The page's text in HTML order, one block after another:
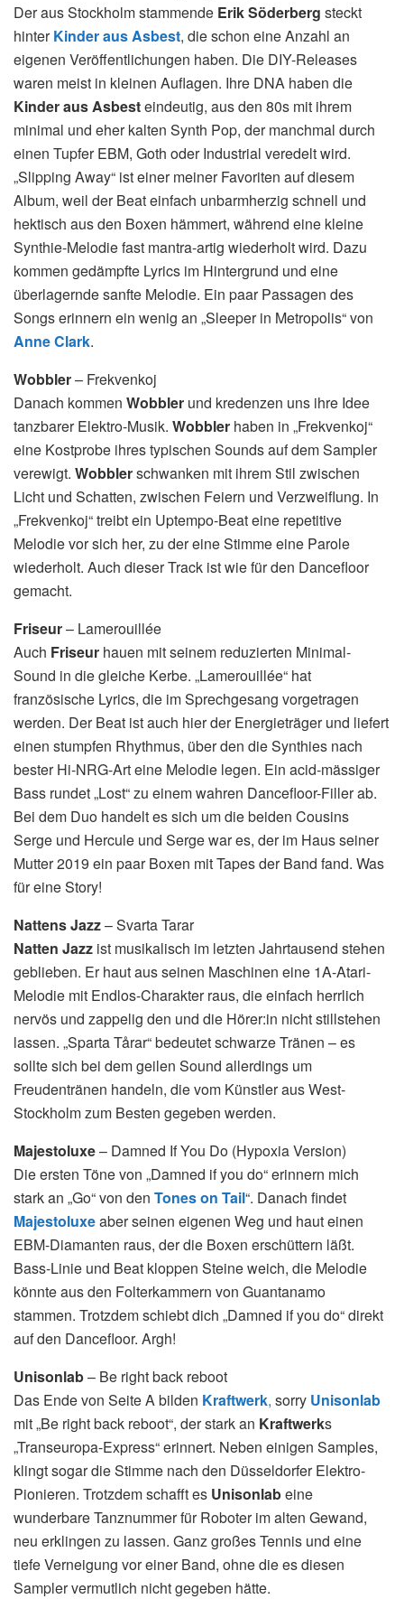
Der aus Stockholm stammende Erik Söderberg steckt
hinterKinder aus Asbest, die schon eine Anzahl an
eigenen Veröffentlichungen haben. Die DIY-Releases
waren meist in kleinen Auflagen. Ihre DNA haben die
Kinder aus Asbesteindeutig, aus den 80s mit ihrem
minimal und eher kalten Synth Pop, der manchmal durch
einen Tupfer EBM, Goth oder Industrial veredelt wird.
„Slipping Away“ ist einer meiner Favoriten auf diesem
Album, weil der Beat einfach unbarmherzig schnell und
hektisch aus den Boxen hämmert, während eine kleine
Synthie-Melodie fast mantra-artig wiederholt wird. Dazu
kommen gedämpfte Lyrics im Hintergrund und eine
überlagernde sanfte Melodie. Ein paar Passagen des
Songs erinnern ein wenig an „Sleeper in Metropolis“ von
Anne Clark.
Wobbler– Frekvenkoj
Danach kommen Wobbler und kredenzen uns ihre Idee
tanzbarer Elektro-Musik. Wobbler haben in „Frekvenkoj“
eine Kostprobe ihres typischen Sounds auf dem Sampler
verewigt. Wobblerschwanken mit ihrem Stil zwischen
Licht und Schatten, zwischen Feiern und Verzweiflung. In
„Frekvenkoj“ treibt ein Uptempo-Beat eine repetitive
Melodie vor sich her, zu der eine Stimme eine Parole
wiederholt. Auch dieser Track ist wie für den Dancefloor
gemacht.
Friseur– Lamerouillée
Auch Friseur hauen mit seinem reduzierten Minimal-
Sound in die gleiche Kerbe. „Lamerouillée“ hat
französische Lyrics, die im Sprechgesang vorgetragen
werden. Der Beat ist auch hier der Energieträger und liefert
einen stumpfen Rhythmus, über den die Synthies nach
bester Hi-NRG-Art eine Melodie legen. Ein acid-mässiger
Bass rundet „Lost“ zu einem wahren Dancefloor-Filler ab.
Bei dem Duo handelt es sich um die beiden Cousins
Serge und Hercule und Serge war es, der im Haus seiner
Mutter 2019 ein paar Boxen mit Tapes der Band fand. Was
für eine Story!
Nattens Jazz– Svarta Tarar
Natten Jazz ist musikalisch im letzten Jahrtausend stehen
geblieben. Er haut aus seinen Maschinen eine 1A-Atari-
Melodie mit Endlos-Charakter raus, die einfach herrlich
nervös und zappelig den und die Hörer:in nicht stillstehen
lassen. „Sparta Tårar“ bedeutet schwarze Tränen – es
sollte sich bei dem geilen Sound allerdings um
Freudentränen handeln, die vom Künstler aus West-
Stockholm zum Besten gegeben werden.
Majestoluxe– Damned If You Do (Hypoxia Version)
Die ersten Töne von „Damned if you do“ erinnern mich
stark an „Go“ von den Tones on Tail“. Danach findet
Majestoluxeaber seinen eigenen Weg und haut einen
EBM-Diamanten raus, der die Boxen erschüttern läßt.
Bass-Linie und Beat kloppen Steine weich, die Melodie
könnte aus den Folterkammern von Guantanamo
stammen. Trotzdem schiebt dich „Damned if you do“ direkt
auf den Dancefloor. Argh!
Unisonlab– Be right back reboot
Das Ende von Seite A bilden Kraftwerk, sorry Unisonlab
mit „Be right back reboot“, der stark an Kraftwerks
„Transeuropa-Express“ erinnert. Neben einigen Samples,
klingt sogar die Stimme nach den Düsseldorfer Elektro-
Pionieren. Trotzdem schafft es Unisonlabeine
wunderbare Tanznummer für Roboter im alten Gewand,
neu erklingen zu lassen. Ganz großes Tennis und eine
tiefe Verneigung vor einer Band, ohne die es diesen
Sampler vermutlich nicht gegeben hätte.